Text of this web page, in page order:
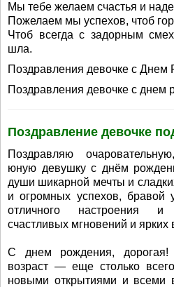
Мы тебе желаем счастья и
Пожелаем мы успехов, чтоб
Чтоб всегда с задорным
шла.
Поздравления девочке с Днем
Поздравления девочке с днем
Поздравление девочке
Поздравляю
юную девушку с днём
души шикарной мечты и
и огромных успехов, бравой
отличного настроения
счастливых мгновений и ярких
С днем рождения, дорогая!
возраст — еще столько
новыми открытиями и всеми